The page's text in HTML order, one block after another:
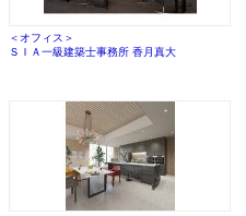
＜オフィス＞
ＳＩＡ一級建築士事務所 香月真大